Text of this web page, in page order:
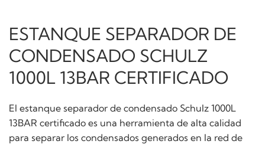
ESTANQUE SEPARADOR DE
CONDENSADO SCHULZ
1000L 13BAR CERTIFICADO
El estanque separador de condensado Schulz 1000L
13BAR certificado es una herramienta de alta calidad
para separar los condensados generados en la red de